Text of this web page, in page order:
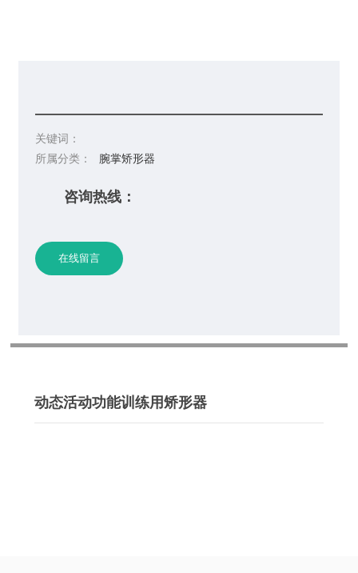
关键词：
所属分类：
腕掌矫形器
咨询热线：
在线留言
动态活动功能训练用矫形器